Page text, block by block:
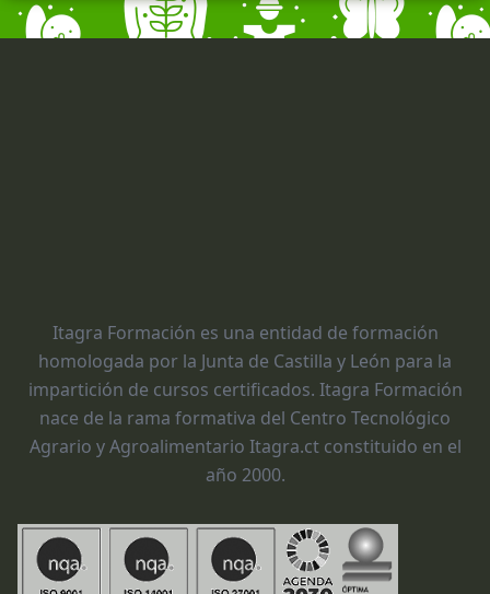
Itagra Formación es una entidad de formación
homologada por la Junta de Castilla y León para la
impartición de cursos certificados. Itagra Formación
nace de la rama formativa del Centro Tecnológico
Agrario y Agroalimentario Itagra.ct constituido en el
año 2000.